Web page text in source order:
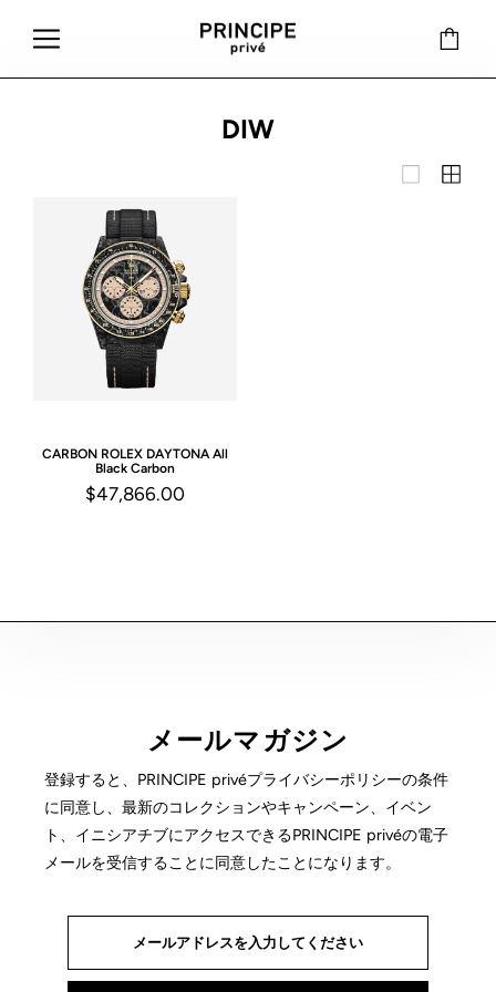
DIW
CARBON ROLEX DAYTONA All
Black Carbon
$47,866.00
メールマガジン
登録すると、PRINCIPE privéプライバシーポリシーの条件
に同意し、最新のコレクションやキャンペーン、イベン
ト、イニシアチブにアクセスできるPRINCIPE privéの電子
メールを受信することに同意したことになります。